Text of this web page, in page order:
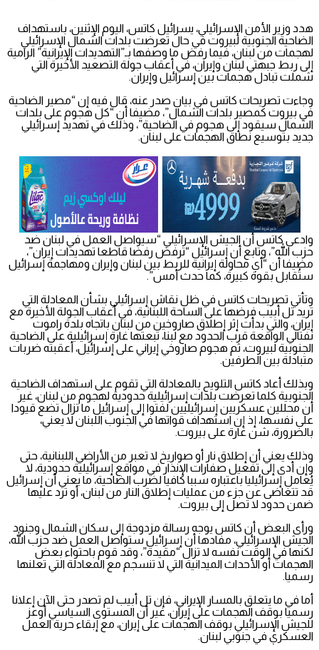
هدد وزير الأمن الإسرائيلي، يسرائيل كاتس، اليوم الإثنين، باستهداف
الضاحية الجنوبية لبيروت في حال تعرضت بلدات الشمال الإسرائيلي
لهجمات من لبنان، فيما رفض ما وصفها بـ”التهديدات الإيرانية” الرامية
إلى ربط جبهتي لبنان وإيران، في أعقاب جولة التصعيد الأخيرة التي
شملت تبادل هجمات بين إسرائيل وإيران.
وجاءت تصريحات كاتس في بيان صدر عنه، قال فيه إن “مصير الضاحية
في بيروت كمصير بلدات الشمال”، مضيفا أن “كل هجوم على بلدات
الشمال سيقود إلى هجوم في الضاحية”، وذلك في تهديد إسرائيلي
جديد بتوسيع نطاق الهجمات على لبنان.
وادعى كاتس أن الجيش الإسرائيلي “سيواصل العمل في لبنان ضد
حزب الله”، وتابع أن إسرائيل “ترفض رفضا قاطعا تهديدات إيران”،
مضيفا أن “أي محاولة إيرانية للربط بين لبنان وإيران ومهاجمة إسرائيل
ستُقابل بقوة كبيرة، كما حدث أمس”.
وتأتي تصريحات كاتس في ظل نقاش إسرائيلي بشأن المعادلة التي
تريد تل أبيب فرضها على الساحة اللبنانية، في أعقاب الجولة الأخيرة مع
إيران، والتي بدأت إثر إطلاق صاروخين من لبنان باتجاه بلدة راموت
نفتالي الواقعة قرب الحدود مع لبنا، تبعتها غارة إسرائيلية على الضاحية
الجنوبية لبيروت، ثم هجوم صاروخي إيراني على إسرائيل، أعقبته ضربات
متبادلة بين الطرفين.
وبذلك أعاد كاتس التلويح بالمعادلة التي تقوم على استهداف الضاحية
الجنوبية كلما تعرضت بلدات إسرائيلية حدودية لهجوم من لبنان، غير
أن محللين عسكريين إسرائيليين لفتوا إلى إسرائيل ما تزال تضع قيودا
على نفسها، إذ إن استهداف قواتها في الجنوب اللبنان لا يعني،
بالضرورة، شن غارة على بيروت.
وذلك يعني أن إطلاق نار أو صواريخ لا تعبر من الأراضي اللبنانية، حتى
وإن أدى إلى تفعيل صفارات الإنذار في مواقع إسرائيلية حدودية، لا
يُعامل إسرائيليا باعتباره سببا كافيا لضرب الضاحية، ما يعني أن إسرائيل
قد تتغاضى عن جزء من عمليات إطلاق النار من لبنان، أو ترد عليها
ضمن حدود لا تصل إلى بيروت.
ورأى البعض أن كاتس يوجه رسالة مزدوجة إلى سكان الشمال وجنود
الجيش الإسرائيلي، مفادها أن إسرائيل ستواصل العمل ضد حزب الله،
لكنها في الوقت نفسه لا تزال “مقيدة”، وقد قوم باحتواء بعض
الهجمات أو الأحداث الميدانية التي لا تنسجم مع المعادلة التي تعلنها
رسميا.
أما في ما يتعلق بالمسار الإيراني، فإن تل أبيب لم تصدر حتى الآن إعلانا
رسميا بوقف الهجمات على إيران، غير أن المستوى السياسي أوعز
للجيش الإسرائيلي بوقف الهجمات على إيران، مع إبقاء حرية العمل
العسكري في جنوبي لبنان.